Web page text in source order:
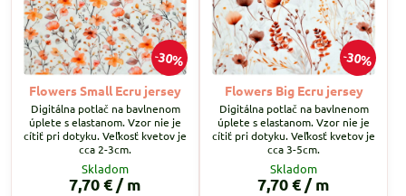
30%
Flowers Small Ecru jersey
Digitálna potlač na bavlnenom
úplete s elastanom. Vzor nie je
cítiť pri dotyku. Veľkosť kvetov je
cca 2-3cm.
Skladom
7,70 € / m
30%
Flowers Big Ecru jersey
Digitálna potlač na bavlnenom
úplete s elastanom. Vzor nie je
cítiť pri dotyku. Veľkosť kvetov je
cca 3-5cm.
Skladom
7,70 € / m